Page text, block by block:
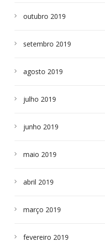
outubro 2019
setembro 2019
agosto 2019
julho 2019
junho 2019
maio 2019
abril 2019
março 2019
fevereiro 2019